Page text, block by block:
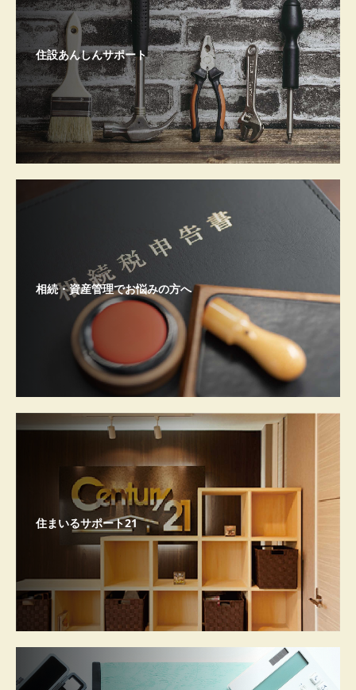
住設あんしんサポート
相続・資産管理でお悩みの方へ
住まいるサポート21